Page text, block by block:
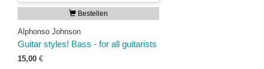
Bestellen
Alphonso Johnson
Guitar styles! Bass - for all guitarists
15,00 €